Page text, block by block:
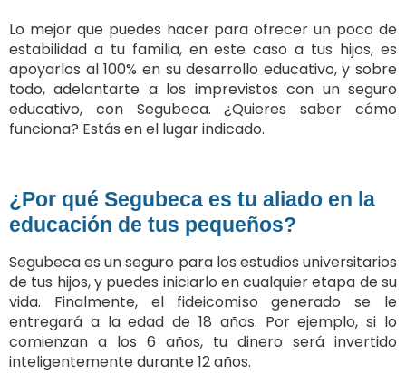
Lo mejor que puedes hacer para ofrecer un poco de
estabilidad a tu familia, en este caso a tus hijos, es
apoyarlos al 100% en su desarrollo educativo, y sobre
todo, adelantarte a los imprevistos con un seguro
educativo, con Segubeca. ¿Quieres saber cómo
funciona? Estás en el lugar indicado.
¿Por qué Segubeca es tu aliado en la
educación de tus pequeños?
Segubeca es un seguro para los estudios universitarios
de tus hijos, y puedes iniciarlo en cualquier etapa de su
vida. Finalmente, el fideicomiso generado se le
entregará a la edad de 18 años. Por ejemplo, si lo
comienzan a los 6 años, tu dinero será invertido
inteligentemente durante 12 años.